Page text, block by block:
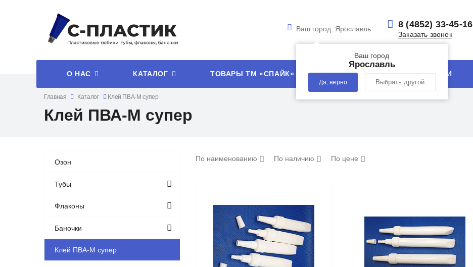
Ваш город: Ярославль
Ваш город
Ярославль
Да, верно Выбрать другой
8 (4852) 33-45-16
Заказать звонок
О НАС КАТАЛОГ ТОВАРЫ ТМ «СПАЙК» УСЛУГИ ТЕХНОЛОГИИ
Главная Каталог Клей ПВА-М супер
Клей ПВА-М супер
Озон
Тубы
Флаконы
Баночки
Клей ПВА-М супер
По наименованию По наличию По цене